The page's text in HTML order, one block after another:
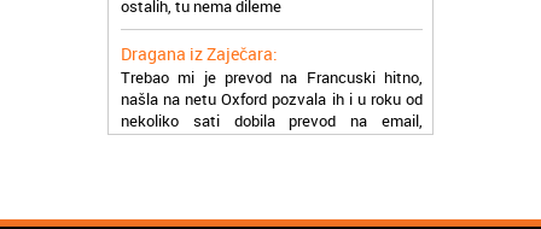
Dragana iz Zaječara:
Trebao mi je prevod na Francuski hitno,
našla na netu Oxford pozvala ih i u roku od
nekoliko sati dobila prevod na email,
stvarno su super
se, ja ljudi ne znam šta bi radio sada da ne